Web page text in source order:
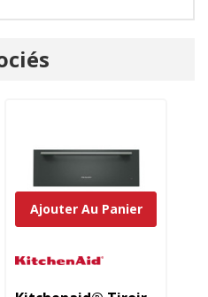
Ajouter Au Panier